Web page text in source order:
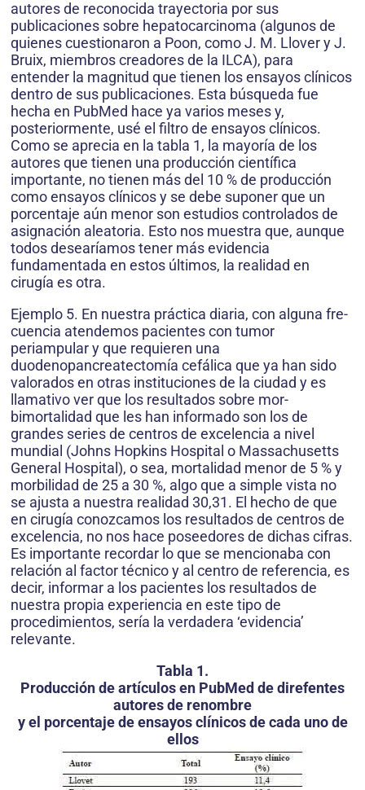
autores de reconocida trayectoria por sus
publicaciones sobre hepatocarcinoma (algunos de
quienes cuestionaron a Poon, como J. M. Llover y J.
Bruix, miembros creadores de la ILCA), para
entender la magnitud que tienen los ensayos clínicos
dentro de sus publicaciones. Esta búsqueda fue
hecha en PubMed hace ya varios meses y,
posteriormente, usé el filtro de ensayos clínicos.
Como se aprecia en la tabla 1, la mayoría de los
autores que tienen una pro­ducción científica
importante, no tienen más del 10 % de producción
como ensayos clínicos y se debe suponer que un
porcentaje aún menor son estudios controlados de
asignación aleatoria. Esto nos muestra que, aunque
todos desearíamos tener más evidencia
fundamentada en estos últimos, la realidad en
cirugía es otra.
Ejemplo 5. En nuestra práctica diaria, con alguna fre­
cuencia atendemos pacientes con tumor
periampular y que requieren una
duodenopancreatectomía cefálica que ya han sido
valorados en otras instituciones de la ciudad y es
llamativo ver que los resultados sobre mor­
bimortalidad que les han informado son los de
grandes series de centros de excelencia a nivel
mundial (Johns Hopkins Hospital o Massachusetts
General Hospital), o sea, mortalidad menor de 5 % y
morbilidad de 25 a 30 %, algo que a simple vista no
se ajusta a nuestra realidad 30,31. El hecho de que
en cirugía conozcamos los resultados de centros de
excelencia, no nos hace poseedores de dichas cifras.
Es importante recordar lo que se mencionaba con
relación al factor técnico y al centro de referencia, es
decir, informar a los pacientes los resultados de
nuestra propia experiencia en este tipo de
procedimientos, sería la verdadera ‘evidencia’
relevante.
Tabla 1.
Producción de artículos en PubMed de direfentes
autores de renombre
y el porcentaje de ensayos clínicos de cada uno de
ellos